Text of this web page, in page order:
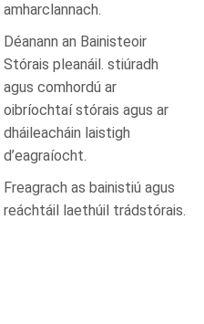
amharclannach.
Déanann an Bainisteoir
Stórais pleanáil. stiúradh
agus comhordú ar
oibríochtaí stórais agus ar
dháileacháin laistigh
d’eagraíocht.
Freagrach as bainistiú agus
reáchtáil laethúil trádstórais.